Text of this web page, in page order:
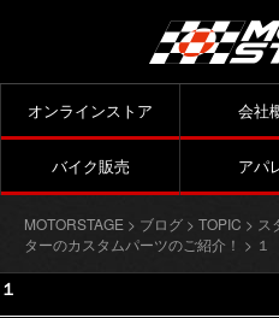
オンラインストア 会社
バイク販売 アパ
MOTORSTAGE > ブログ > TOPIC > ス
ターのカスタムパーツのご紹介！ >
１